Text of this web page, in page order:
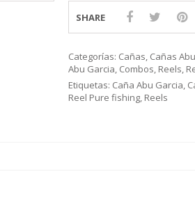
SHARE
Categorías: Cañas, Cañas
Abu Garcia, Combos, Reels,
Etiquetas: Caña Abu Garcia,
Reel Pure fishing, Reels